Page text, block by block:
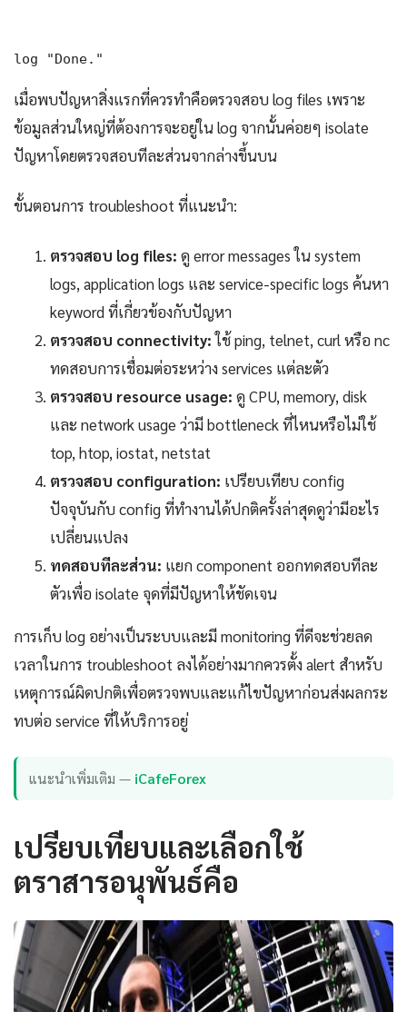
log "Done."
เมื่อพบปัญหาสิ่งแรกที่ควรทำคือตรวจสอบ log files เพราะ
ข้อมูลส่วนใหญ่ที่ต้องการจะอยู่ใน log จากนั้นค่อยๆ isolate
ปัญหาโดยตรวจสอบทีละส่วนจากล่างขึ้นบน
ขั้นตอนการ troubleshoot ที่แนะนำ:
ตรวจสอบ log files: ดู error messages ใน system
logs, application logs และ service-specific logs ค้นหา
keyword ที่เกี่ยวข้องกับปัญหา
ตรวจสอบ connectivity:ใช้ ping, telnet, curl หรือ nc
ทดสอบการเชื่อมต่อระหว่าง services แต่ละตัว
ตรวจสอบ resource usage: ดู CPU, memory, disk
และ network usage ว่ามี bottleneck ที่ไหนหรือไม่ใช้
top, htop, iostat, netstat
ตรวจสอบ configuration: เปรียบเทียบ config
ปัจจุบันกับ config ที่ทำงานได้ปกติครั้งล่าสุดดูว่ามีอะไร
เปลี่ยนแปลง
ทดสอบทีละส่วน: แยก component ออกทดสอบทีละ
ตัวเพื่อ isolate จุดที่มีปัญหาให้ชัดเจน
การเก็บ log อย่างเป็นระบบและมี monitoring ที่ดีจะช่วยลด
เวลาในการ troubleshoot ลงได้อย่างมากควรตั้ง alert สำหรับ
เหตุการณ์ผิดปกติเพื่อตรวจพบและแก้ไขปัญหาก่อนส่งผลกระ
ทบต่อ service ที่ให้บริการอยู่
แนะนำเพิ่มเติม — iCafeForex
เปรียบเทียบและเลือกใช้
ตราสารอนุพันธ์คือ